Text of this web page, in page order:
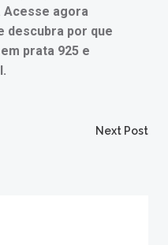
Acesse agora
descubra por que
prata 925 e
Next Post